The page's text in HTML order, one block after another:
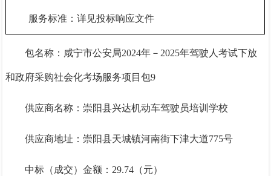
服务标准：详见投标响应文件
包名称：咸宁市公安局2024年－2025年驾驶人考试下放
和政府采购社会化考场服务项目包9
供应商名称：崇阳县兴达机动车驾驶员培训学校
供应商地址：崇阳县天城镇河南街下津大道775号
中标（成交）金额： 29.74（元）